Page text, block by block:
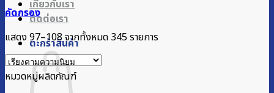
เกี่ยวกับเรา
ติดต่อเรา
ตะกร้าสินค้า
คัดกรอง
แสดง 97–108 จากทั้งหมด 345 รายการ
หมวดหมู่ผลิตภัณฑ์